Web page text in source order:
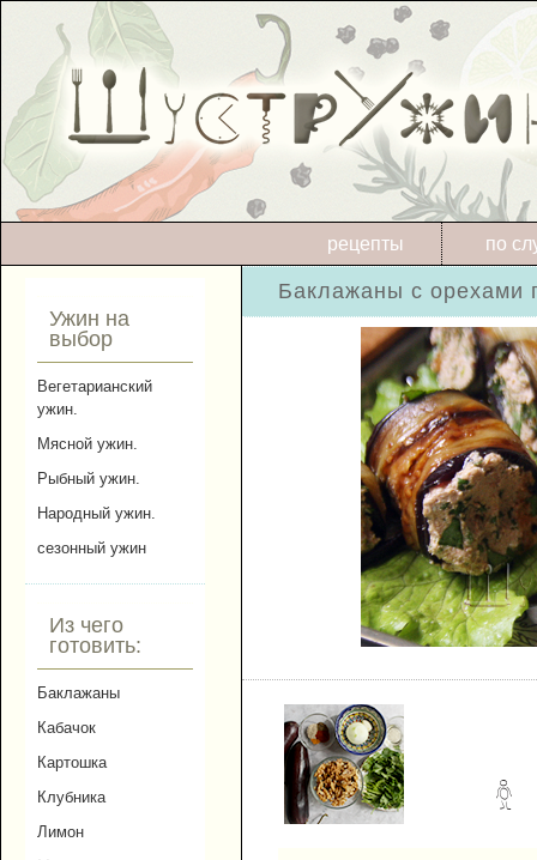
по
рецепты
Ужин на
выбор
Вегетарианский
ужин.
Мясной ужин.
Рыбный ужин.
Народный ужин.
сезонный ужин
Из чего
готовить:
Баклажаны
Кабачок
Картошка
Клубника
Лимон
Баклажаны с орехами